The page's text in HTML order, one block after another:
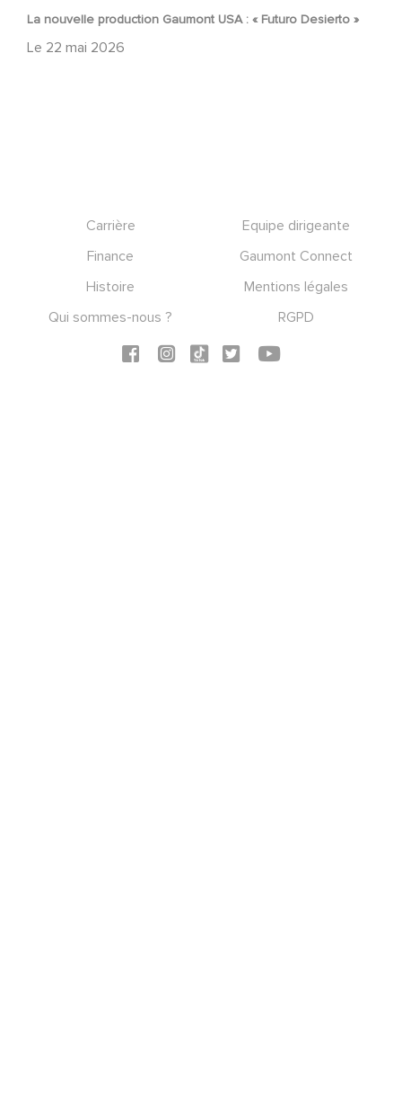
La nouvelle production Gaumont USA : « Futuro Desierto »
Le 22 mai 2026
Carrière
Equipe dirigeante
Finance
Gaumont Connect
Histoire
Mentions légales
Qui sommes-nous ?
RGPD
Social icons